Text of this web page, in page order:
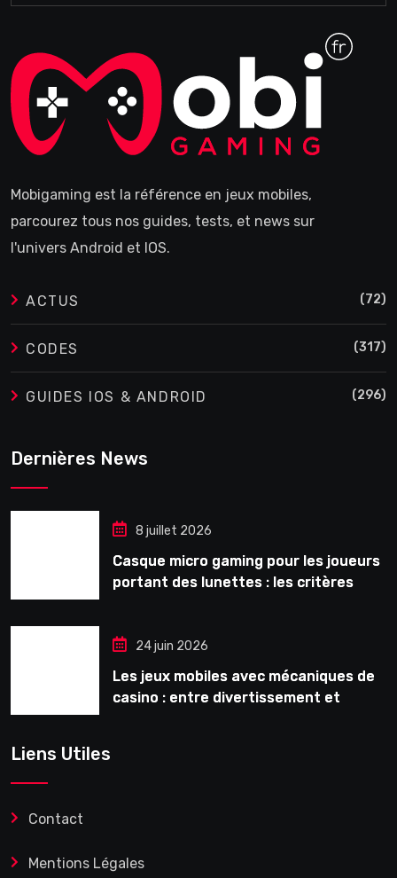
Mobigaming est la référence en jeux mobiles,
parcourez tous nos guides, tests, et news sur
l'univers Android et IOS.
ACTUS (72)
CODES (317)
GUIDES IOS & ANDROID (296)
Dernières News
8 juillet 2026
Casque micro gaming pour les joueurs
portant des lunettes : les critères
24 juin 2026
Les jeux mobiles avec mécaniques de
casino : entre divertissement et
Liens Utiles
Contact
Mentions Légales